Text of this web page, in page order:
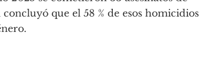
que el 58 % de esos homicidios